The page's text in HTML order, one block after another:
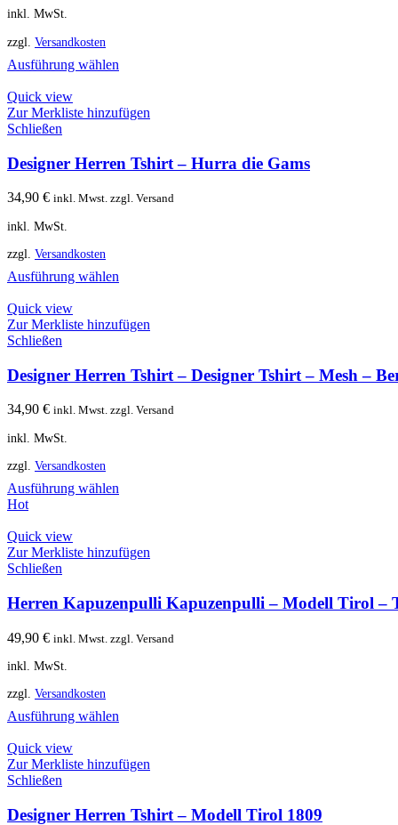
inkl. MwSt.
zzgl. Versandkosten
Ausführung wählen
Quick view
Zur Merkliste hinzufügen
Schließen
Designer Herren Tshirt – Hurra die Gams
34,90 € inkl. Mwst. zzgl. Versand
inkl. MwSt.
zzgl. Versandkosten
Ausführung wählen
Quick view
Zur Merkliste hinzufügen
Schließen
Designer Herren Tshirt – Designer Tshirt – Mesh –
34,90 € inkl. Mwst. zzgl. Versand
inkl. MwSt.
zzgl. Versandkosten
Ausführung wählen
Hot
Quick view
Zur Merkliste hinzufügen
Schließen
Herren Kapuzenpulli Kapuzenpulli – Modell Tirol –
49,90 € inkl. Mwst. zzgl. Versand
inkl. MwSt.
zzgl. Versandkosten
Ausführung wählen
Quick view
Zur Merkliste hinzufügen
Schließen
Designer Herren Tshirt – Modell Tirol 1809